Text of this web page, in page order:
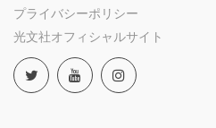
プライバシーポリシー
光文社オフィシャルサイト